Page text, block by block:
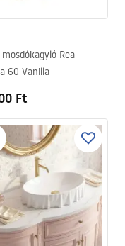
Rea
60 Vanilla
Ft